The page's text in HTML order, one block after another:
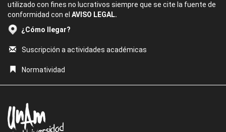
utilizado con fines no lucrativos siempre que se cite la fuente de
conformidad con el AVISO LEGAL.
¿Cómo llegar?
Suscripción a actividades académicas
Normatividad